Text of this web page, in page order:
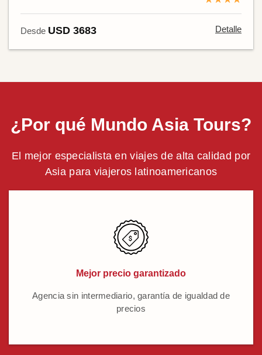
Desde USD 3683 Detalle
¿Por qué Mundo Asia Tours?
El mejor especialista en viajes de alta calidad por
Asia para viajeros latinoamericanos
Mejor precio garantizado
Agencia sin intermediario, garantía de igualdad de
precios